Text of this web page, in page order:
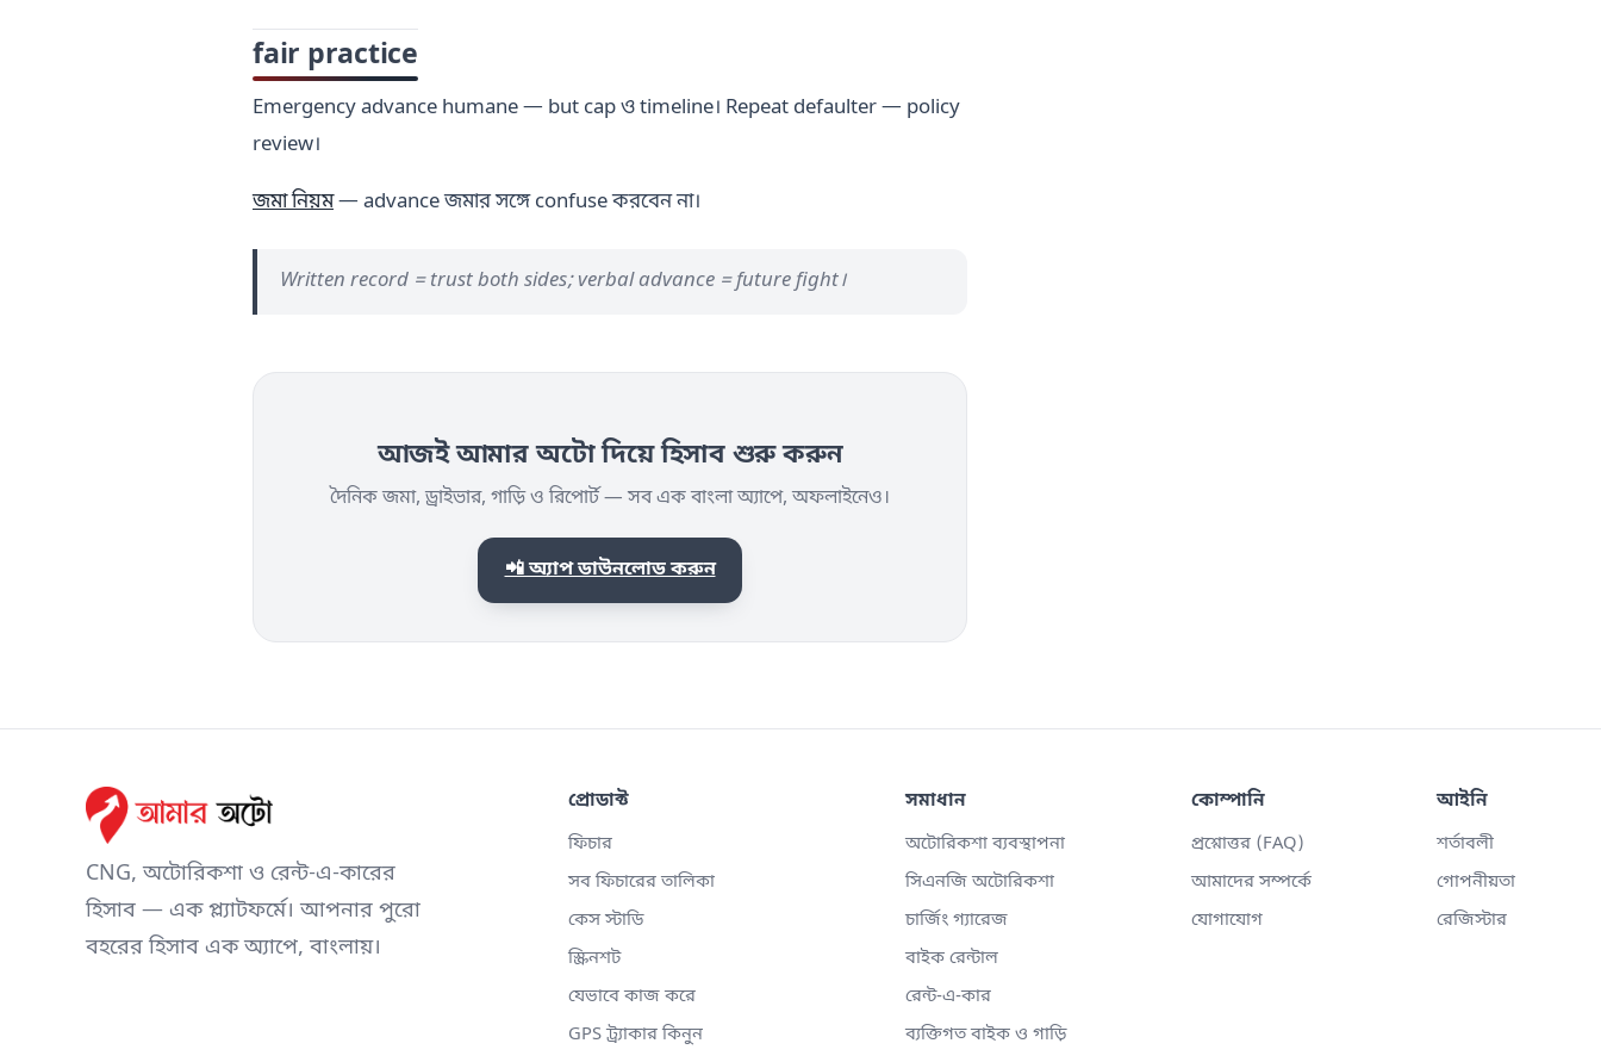
fair practice
Emergency advance humane — but cap ও timeline। Repeat defaulter — policy
review।
জমা নিয়ম— advance জমার সঙ্গে confuse করবেন না।
Written record = trust both sides; verbal advance = future fight।
আজই আমার অটো দিয়ে হিসাব শুরু করুন
দৈনিক জমা, ড্রাইভার, গাড়ি ও রিপোর্ট — সব এক বাংলা অ্যাপে, অফলাইনেও।
📲 অ্যাপ ডাউনলোড করুন
CNG, অটোরিকশা ও রেন্ট-এ-কারের
হিসাব — এক প্ল্যাটফর্মে। আপনার পুরো
বহরের হিসাব এক অ্যাপে, বাংলায়।
প্রোডাক্ট
ফিচার
সব ফিচারের তালিকা
কেস স্টাডি
স্ক্রিনশট
যেভাবে কাজ করে
GPS ট্র্যাকার কিনুন
সমাধান
অটোরিকশা ব্যবস্থাপনা
সিএনজি অটোরিকশা
চার্জিং গ্যারেজ
বাইক রেন্টাল
রেন্ট-এ-কার
ব্যক্তিগত বাইক ও গাড়ি
কোম্পানি
প্রশ্নোত্তর (FAQ)
আমাদের সম্পর্কে
যোগাযোগ
আইনি
শর্তাবলী
গোপনীয়তা
রেজিস্টার